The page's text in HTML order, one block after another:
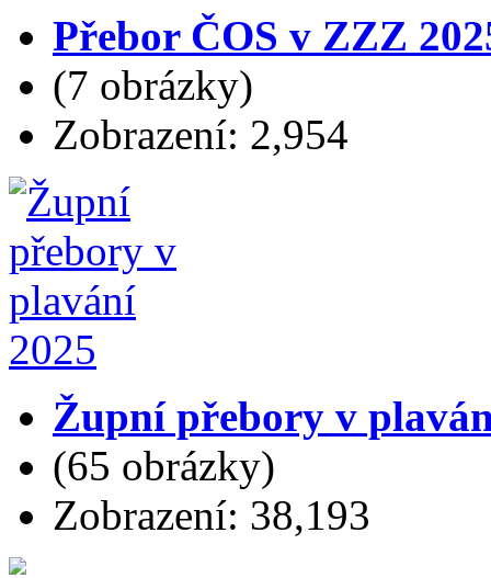
Přebor ČOS v ZZZ
(7 obrázky)
Zobrazení: 2,954
Župní přebory v
(65 obrázky)
Zobrazení: 38,193